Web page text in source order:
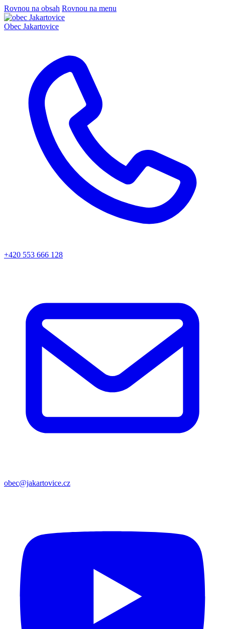
Rovnou na obsah Rovnou na menu
Obec Jakartovice
+420 553 666 128
obec@jakartovice.cz